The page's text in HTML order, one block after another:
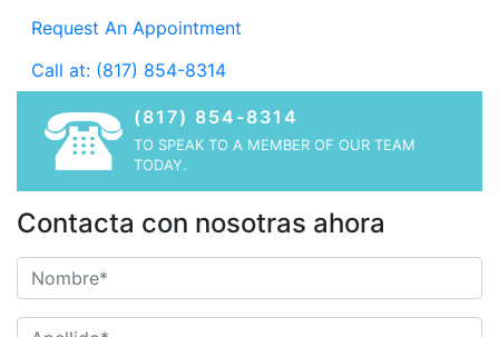
Request An Appointment
Call at: (817) 854-8314
(817) 854-8314
TO SPEAK TO A MEMBER OF OUR TEAM
TODAY.
Contacta con nosotras ahora